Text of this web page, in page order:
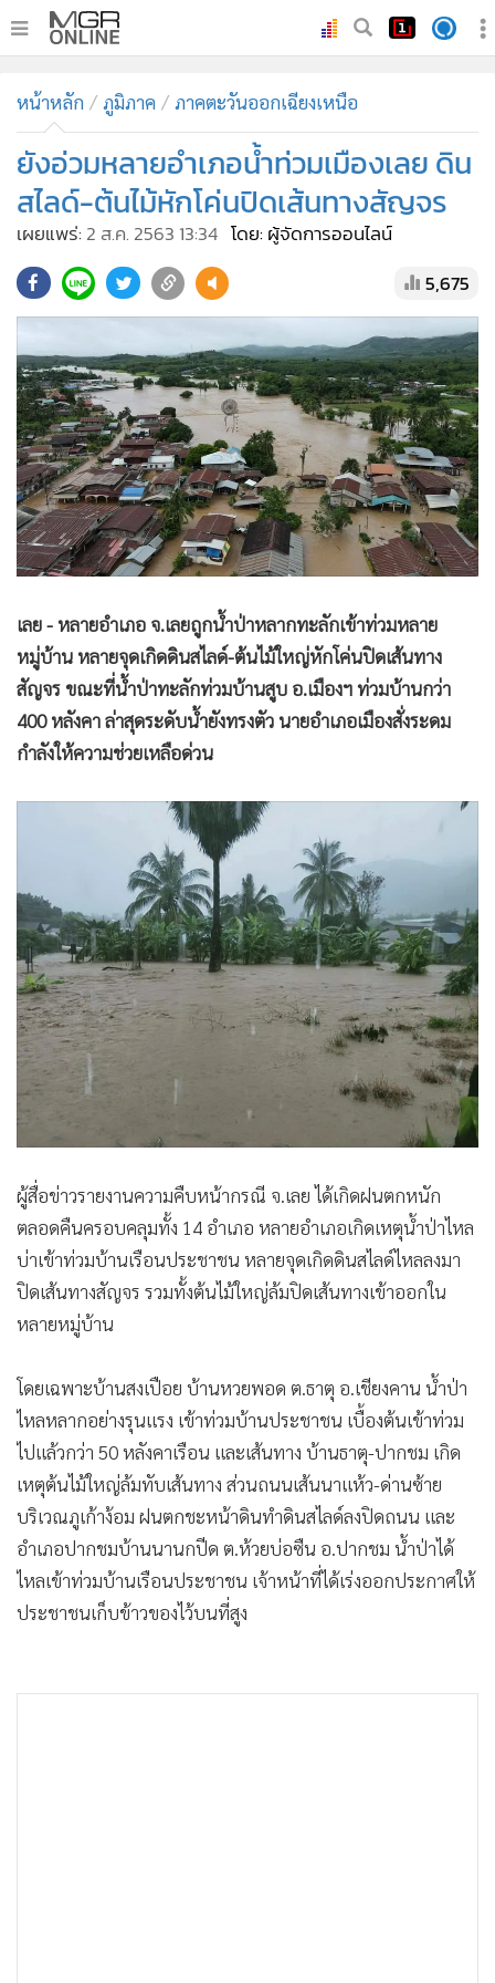
ทันเหตุการณ์
• ภาคใต้
ภูมิภาค
Online Section
• ผู้จัดการรายวัน
• คอลัมนิสต์
• ละคร
• CbizReview
• Cyber BIZ
• ผู้จัดกวน
• Good health & Well-being
• Green Innovation & SD
• Management & HR
• Infographic
• การเมือง
• ท่องเที่ยว
• กีฬา
• Special Scoop
• ชุมชน-คุณภาพชีวิต
• อาชญากรรม
• Motoring
• เกม
•
วิทยาศาสตร์
SMEs
•
• อินโดจีน
• กองทุนรวม
•
Celeb Online
• Factcheck
• ญี่ปุ่น
• News1
หน้าหลัก ภูมิภาค ภาคตะวันออกเฉียงเหนือ
ยังอ่วมหลายอำเภอน้ำท่วมเมืองเลย ดิน
สไลด์-ต้นไม้หักโค่นปิดเส้นทางสัญจร
เผยแพร่: 2 ส.ค. 2563 13:34 โดย: ผู้จัดการออนไลน์
5,675
เลย - หลายอำเภอ จ.เลยถูกน้ำป่าหลากทะลักเข้าท่วมหลาย
หมู่บ้าน หลายจุดเกิดดินสไลด์-ต้นไม้ใหญ่หักโค่นปิดเส้นทาง
สัญจร ขณะที่น้ำป่าทะลักท่วมบ้านสูบ อ.เมืองฯ ท่วมบ้านกว่า
400 หลังคา ล่าสุดระดับน้ำยังทรงตัว นายอำเภอเมืองสั่งระดม
กำลังให้ความช่วยเหลือด่วน
ผู้สื่อข่าวรายงานความคืบหน้ากรณี จ.เลย ได้เกิดฝนตกหนัก
ตลอดคืนครอบคลุมทั้ง 14 อำเภอ หลายอำเภอเกิดเหตุน้ำป่าไหล
บ่าเข้าท่วมบ้านเรือนประชาชน หลายจุดเกิดดินสไลด์ไหลลงมา
ปิดเส้นทางสัญจร รวมทั้งต้นไม้ใหญ่ล้มปิดเส้นทางเข้าออกใน
หลายหมู่บ้าน
โดยเฉพาะบ้านสงเปือย บ้านหวยพอด ต.ธาตุ อ.เชียงคาน น้ำป่า
ไหลหลากอย่างรุนแรง เข้าท่วมบ้านประชาชน เบื้องต้นเข้าท่วม
ไปแล้วกว่า 50 หลังคาเรือน และเส้นทาง บ้านธาตุ-ปากชม เกิด
เหตุต้นไม้ใหญ่ล้มทับเส้นทาง ส่วนถนนเส้นนาแห้ว-ด่านซ้าย
บริเวณภูเก้าง้อม ฝนตกชะหน้าดินทำดินสไลด์ลงปิดถนน และ
อำเภอปากชมบ้านนานกปีด ต.ห้วยบ่อซืน อ.ปากชม น้ำป่าได้
ไหลเข้าท่วมบ้านเรือนประชาชน เจ้าหน้าที่ได้เร่งออกประกาศให้
ประชาชนเก็บข้าวของไว้บนที่สูง